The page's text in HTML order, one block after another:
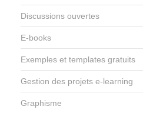
Discussions ouvertes
E-books
Exemples et templates gratuits
Gestion des projets e-learning
Graphisme